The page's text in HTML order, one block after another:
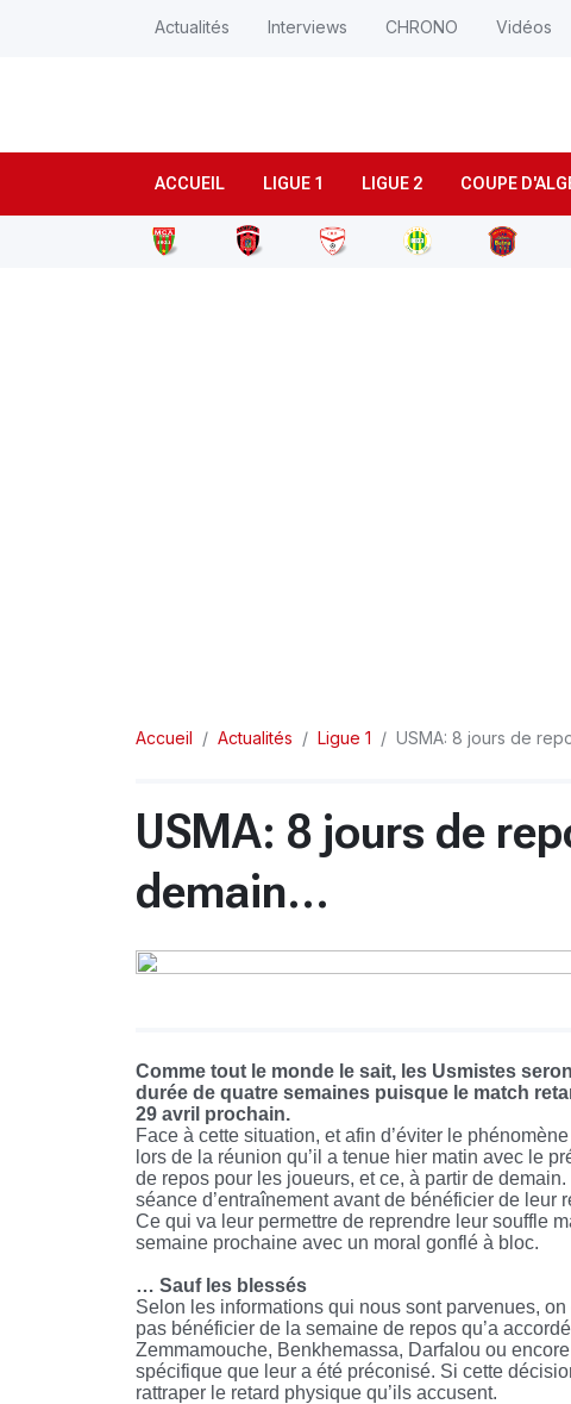
ACCUEIL LIGUE 1 LIGUE 2 COUPE
Actualités Interviews CHRONO Vidéos
Accueil Actualités Ligue 1 USMA: 8 jours de
USMA: 8 jours de
demain…
Comme tout le monde le sait, les Usmistes
durée de quatre semaines puisque le match
29 avril prochain.
Face à cette situation, et afin d’éviter le
lors de la réunion qu’il a tenue hier matin avec le
de repos pour les joueurs, et ce, à partir de
séance d’entraînement avant de bénéficier de
Ce qui va leur permettre de reprendre leur souffle
semaine prochaine avec un moral gonflé à bloc.
… Sauf les blessés
Selon les informations qui nous sont parvenues,
pas bénéficier de la semaine de repos qu’a
Zemmamouche, Benkhemassa, Darfalou ou
spécifique que leur a été préconisé. Si cette
rattraper le retard physique qu’ils accusent.